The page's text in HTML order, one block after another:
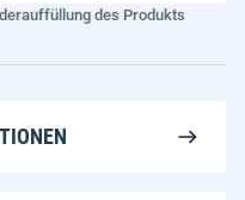
des Produkts